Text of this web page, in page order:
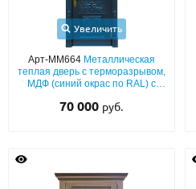
Увеличить
Арт-ММ664 Металлическая
теплая дверь с терморазрывом,
МДФ (синий окрас по RAL) с
70 000 руб.